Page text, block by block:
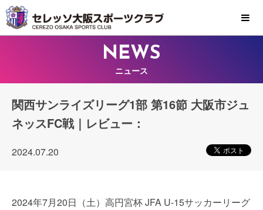
MENU
NEWS
ニュース
関西サンライズリーグ1部 第16節 大阪市ジュ
ネッスFC戦｜レビュー：
2024.07.20
2024年7月20日（土）高円宮杯 JFA U-15サッカーリーグ